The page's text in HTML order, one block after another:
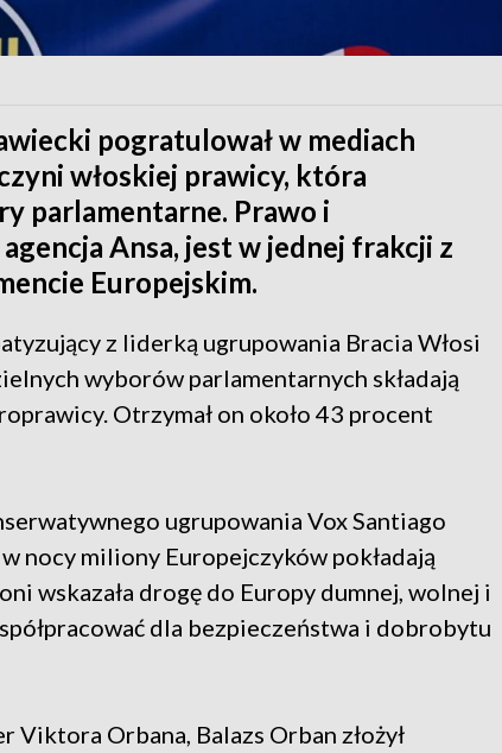
pogratulował w mediach
włoskiej prawicy, która
parlamentarne. Prawo i
Ansa, jest w jednej frakcji z
Europejskim.
z liderką ugrupowania Bracia Włosi
wyborów parlamentarnych składają
Otrzymał on około 43 procent
ugrupowania Vox Santiago
nocy miliony Europejczyków pokładają
wskazała drogę do Europy dumnej, wolnej i
dla bezpieczeństwa i dobrobytu
Orbana, Balazs Orban złożył